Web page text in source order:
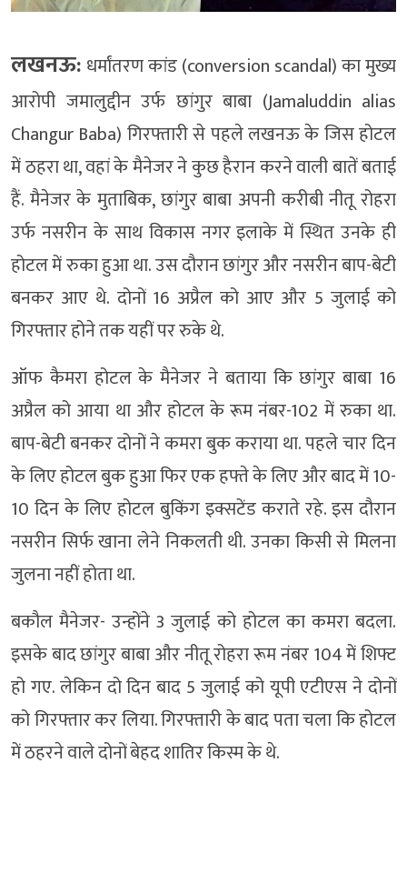
लखनऊ: धर्मांतरण कांड (conversion scandal) का मुख्य
आरोपी जमालुद्दीन उर्फ छांगुर बाबा (Jamaluddin alias
Changur Baba) गिरफ्तारी से पहले लखनऊ के जिस होटल
में ठहरा था, वहां के मैनेजर ने कुछ हैरान करने वाली बातें बताई
हैं. मैनेजर के मुताबिक, छांगुर बाबा अपनी करीबी नीतू रोहरा
उर्फ नसरीन के साथ विकास नगर इलाके में स्थित उनके ही
होटल में रुका हुआ था. उस दौरान छांगुर और नसरीन बाप-बेटी
बनकर आए थे. दोनों 16 अप्रैल को आए और 5 जुलाई को
गिरफ्तार होने तक यहीं पर रुके थे.
ऑफ कैमरा होटल के मैनेजर ने बताया कि छांगुर बाबा 16
अप्रैल को आया था और होटल के रूम नंबर-102 में रुका था.
बाप-बेटी बनकर दोनों ने कमरा बुक कराया था. पहले चार दिन
के लिए होटल बुक हुआ फिर एक हफ्ते के लिए और बाद में 10-
10 दिन के लिए होटल बुकिंग इक्सटेंड कराते रहे. इस दौरान
नसरीन सिर्फ खाना लेने निकलती थी. उनका किसी से मिलना
जुलना नहीं होता था.
बकौल मैनेजर- उन्होंने 3 जुलाई को होटल का कमरा बदला.
इसके बाद छांगुर बाबा और नीतू रोहरा रूम नंबर 104 में शिफ्ट
हो गए. लेकिन दो दिन बाद 5 जुलाई को यूपी एटीएस ने दोनों
को गिरफ्तार कर लिया. गिरफ्तारी के बाद पता चला कि होटल
में ठहरने वाले दोनों बेहद शातिर किस्म के थे.